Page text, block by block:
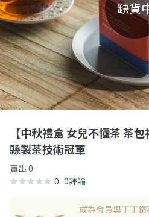
缺貨
【中秋禮盒 女兒不懂茶 茶
縣製茶技術冠軍
賣出 0
0 0評論
成為會員奧丁丁